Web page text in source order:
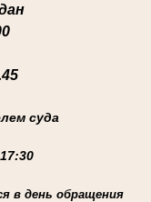
суда
в день обращения